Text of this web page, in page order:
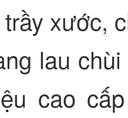
xước,
lau
cao